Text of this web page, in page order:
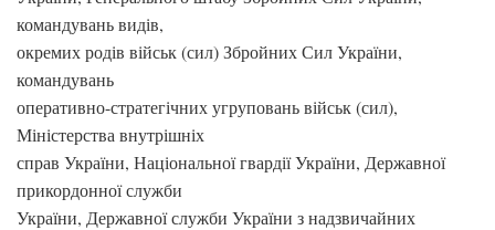
командувань видів,
окремих родів військ (сил) Збройних Сил України,
командувань
оперативно-стратегічних угруповань військ (сил),
Міністерства внутрішніх
справ України, Національної гвардії України, Державної
прикордонної служби
України, Державної служби України з надзвичайних